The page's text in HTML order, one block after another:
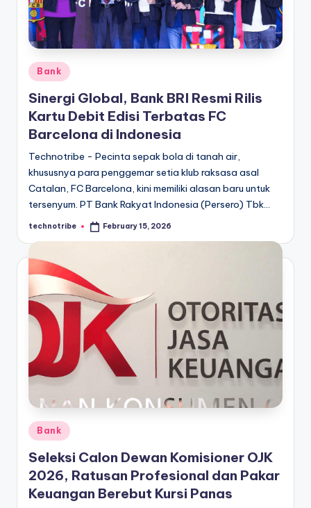
m
In
d
o
n
si
a
k
t
u
a
ekonomi
Indonesia
secara
cepat,
akurat,
dan
terpercaya.
Posted
in
Bank
Sinergi Global, Bank BRI Resmi Rilis
Kartu Debit Edisi Terbatas FC
Barcelona di Indonesia
Technotribe - Pecinta sepak bola di tanah air,
khususnya para penggemar setia klub raksasa asal
Catalan, FC Barcelona, kini memiliki alasan baru untuk
tersenyum. PT Bank Rakyat Indonesia (Persero) Tbk…
Posted
technotribe February 15, 2026
Posted
in
Bank
Seleksi Calon Dewan Komisioner OJK
2026, Ratusan Profesional dan Pakar
Keuangan Berebut Kursi Panas